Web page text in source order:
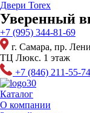
Перейти
к
содержимому
Двери Torex
Уверенный
+7 (995) 344-81-69
г. Самара, пр.
ТЦ Люкс. 1 этаж
+7 (846) 211-55-74
Каталог
О компании